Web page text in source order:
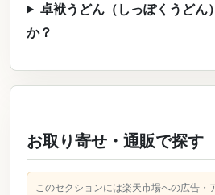
卓袱うどん（しっぽくうどん
か？
お取り寄せ・通販で探す
このセクションには楽天市場への広告・